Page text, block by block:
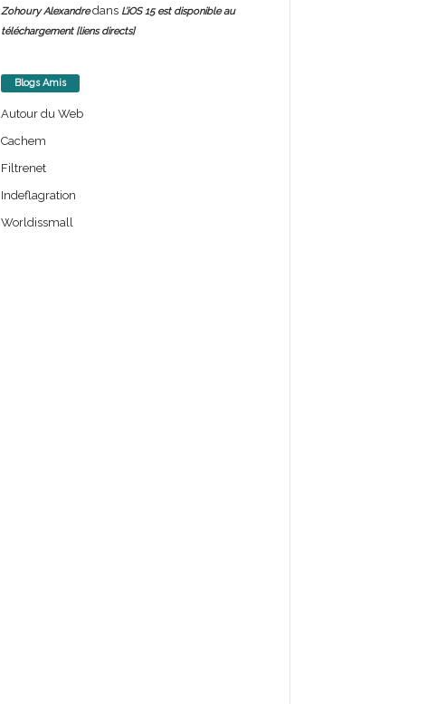
Zohoury Alexandredans L’iOS 15 est disponible au
téléchargement [liens directs]
Blogs Amis
Autour du Web
Cachem
Filtrenet
Indeflagration
Worldissmall